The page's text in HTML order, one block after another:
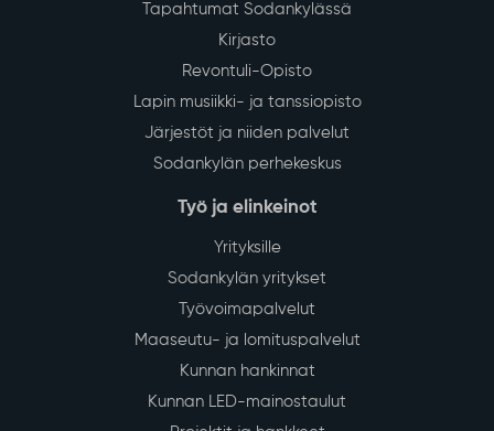
Tapahtumat Sodankylässä
Kirjasto
Revontuli-Opisto
Lapin musiikki- ja tanssiopisto
Järjestöt ja niiden palvelut
Sodankylän perhekeskus
Työ ja elinkeinot
Yrityksille
Sodankylän yritykset
Työvoimapalvelut
Maaseutu- ja lomituspalvelut
Kunnan hankinnat
Kunnan LED-mainostaulut